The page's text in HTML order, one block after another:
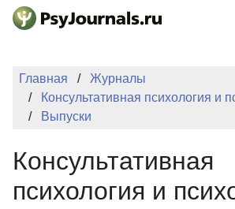
Перейти к основному содержанию
НОВОСТИ
КЛЮЧЕВЫЕ СЛОВА
Регистрация
Главная
Журналы
Консультативная психология и
Выпуски
Консультативная
психология и